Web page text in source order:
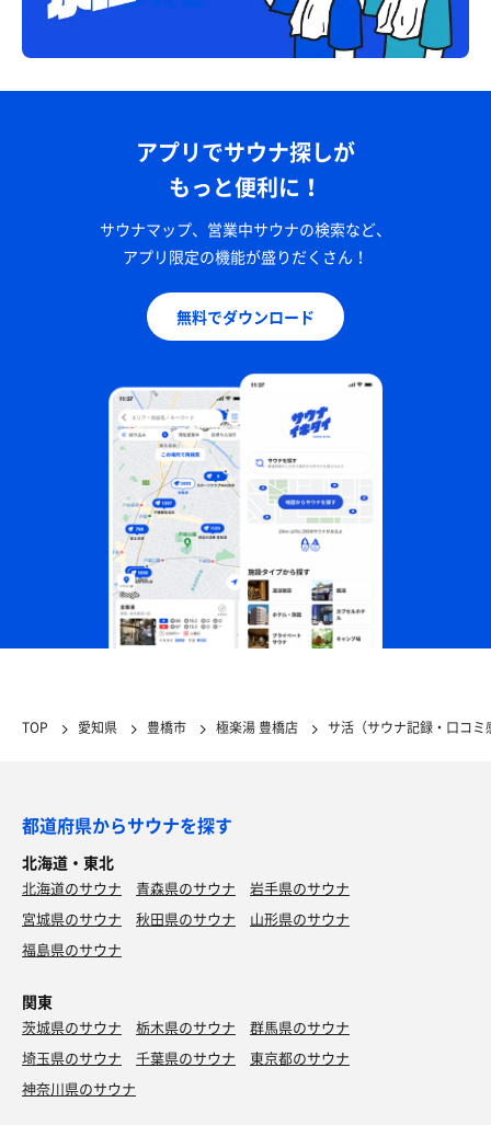
アプリでサウナ探しが
もっと便利に！
サウナマップ、営業中サウナの検索など、
アプリ限定の機能が盛りだくさん！
無料でダウンロード
TOP 愛知県 豊橋市 極楽湯 豊橋店 サ活（サウナ記録・口コミ
都道府県からサウナを探す
北海道・東北
北海道のサウナ 青森県のサウナ
岩手県のサウナ
宮城県のサウナ
秋田県のサウナ
山形県のサウナ
福島県のサウナ
関東
茨城県のサウナ 栃木県のサウナ
群馬県のサウナ
埼玉県のサウナ
千葉県のサウナ
東京都のサウナ
神奈川県のサウナ